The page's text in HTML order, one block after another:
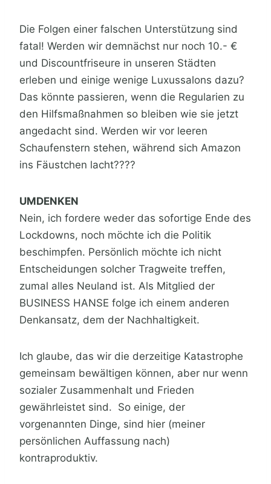
Die Folgen einer falschen Unterstützung sind
fatal! Werden wir demnächst nur noch 10.- €
und Discountfriseure in unseren Städten
erleben und einige wenige Luxussalons dazu?
Das könnte passieren, wenn die Regularien zu
den Hilfsmaßnahmen so bleiben wie sie jetzt
angedacht sind. Werden wir vor leeren
Schaufenstern stehen, während sich Amazon
ins Fäustchen lacht????
UMDENKEN
Nein, ich fordere weder das sofortige Ende des
Lockdowns, noch möchte ich die Politik
beschimpfen. Persönlich möchte ich nicht
Entscheidungen solcher Tragweite treffen,
zumal alles Neuland ist. Als Mitglied der
BUSINESS HANSE folge ich einem anderen
Denkansatz, dem der Nachhaltigkeit.
Ich glaube, das wir die derzeitige Katastrophe
gemeinsam bewältigen können, aber nur wenn
sozialer Zusammenhalt und Frieden
gewährleistet sind. So einige, der
vorgenannten Dinge, sind hier (meiner
persönlichen Auffassung nach)
kontraproduktiv.